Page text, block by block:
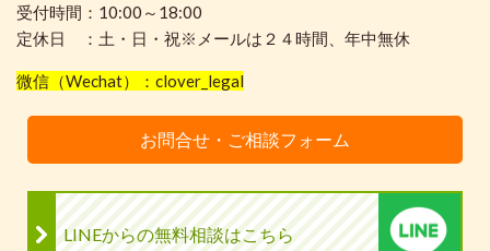
受付時間：10:00～18:00
定休日 ：土・日・祝※メールは２４時間、年中無休
微信（Wechat）：clover_legal
お問合せ・ご相談フォーム
LINEからの無料相談はこちら